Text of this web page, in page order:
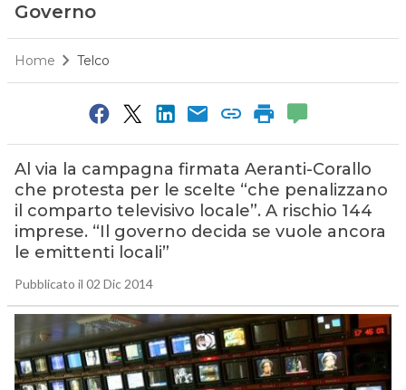
Governo
Home Telco
Al via la campagna firmata Aeranti-Corallo
che protesta per le scelte “che penalizzano
il comparto televisivo locale”. A rischio 144
imprese. “Il governo decida se vuole ancora
le emittenti locali”
Pubblicato il 02 Dic 2014